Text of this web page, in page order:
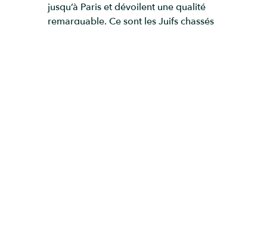
jusqu’à Paris et dévoilent une qualité
remarquable. Ce sont les Juifs chassés